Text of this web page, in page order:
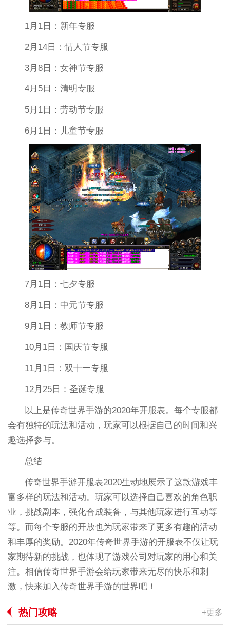
1月1日：新年专服
2月14日：情人节专服
3月8日：女神节专服
4月5日：清明专服
5月1日：劳动节专服
6月1日：儿童节专服
7月1日：七夕专服
8月1日：中元节专服
9月1日：教师节专服
10月1日：国庆节专服
11月1日：双十一专服
12月25日：圣诞专服
以上是传奇世界手游的2020年开服表。每个专服都
会有独特的玩法和活动，玩家可以根据自己的时间和兴
趣选择参与。
总结
传奇世界手游开服表2020生动地展示了这款游戏丰
富多样的玩法和活动。玩家可以选择自己喜欢的角色职
业，挑战副本，强化合成装备，与其他玩家进行互动等
等。而每个专服的开放也为玩家带来了更多有趣的活动
和丰厚的奖励。2020年传奇世界手游的开服表不仅让玩
家期待新的挑战，也体现了游戏公司对玩家的用心和关
注。相信传奇世界手游会给玩家带来无尽的快乐和刺
激，快来加入传奇世界手游的世界吧！
热门攻略 +更多